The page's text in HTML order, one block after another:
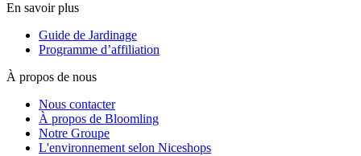
En savoir plus
Guide de Jardinage
Programme d’affiliation
À propos de nous
Nous contacter
À propos de Bloomling
Notre Groupe
L'environnement selon Niceshops